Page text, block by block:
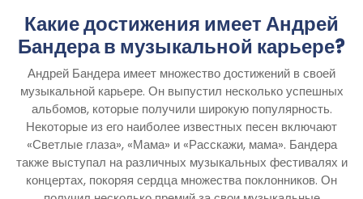
Какие достижения имеет Андрей
Бандера в музыкальной карьере?
Андрей Бандера имеет множество достижений в своей
музыкальной карьере. Он выпустил несколько успешных
альбомов, которые получили широкую популярность.
Некоторые из его наиболее известных песен включают
«Светлые глаза», «Мама» и «Расскажи, мама». Бандера
также выступал на различных музыкальных фестивалях и
концертах, покоряя сердца множества поклонников. Он